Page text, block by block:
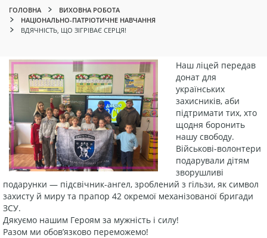
ГОЛОВНА
ВИХОВНА РОБОТА
НАЦІОНАЛЬНО-ПАТРІОТИЧНЕ НАВЧАННЯ
ВДЯЧНІСТЬ, ЩО ЗІГРІВАЄ СЕРЦЯ!
Наш ліцей передав
донат для
українських
захисників, аби
підтримати тих, хто
щодня боронить
нашу свободу.
Військові-волонтери
подарували дітям
зворушливі
подарунки — підсвічник-ангел, зроблений з гільзи, як символ
захисту й миру та прапор 42 окремої механізованої бригади
ЗСУ.
Дякуємо нашим Героям за мужність і силу!
Разом ми обов’язково переможемо!